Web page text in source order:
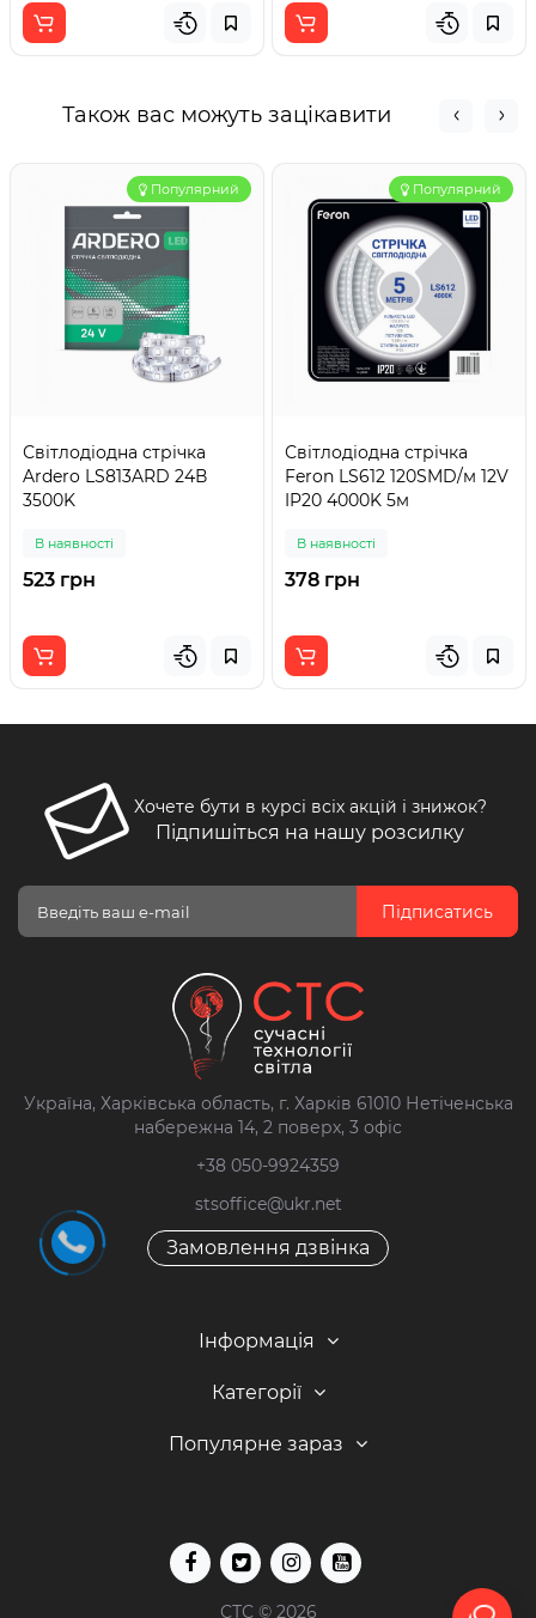
Також вас можуть зацікавити
Популярний
Світлодіодна стрічка
Ardero LS813ARD 24В
3500K
В наявності
523 грн
Популярний
Світлодіодна стрічка
Feron LS612 120SMD/м 12V
IP20 4000K 5м
В наявності
378 грн
Хочете бути в курсі всіх акцій і знижок?
Підпишіться на нашу розсилку
Підписатись
Україна, Харківська область, г. Харків 61010 Нетіченська
набережна 14, 2 поверх, 3 офіс
+38 050-9924359
stsoffice@ukr.net
Замовлення дзвінка
Інформація
Категорії
Популярне зараз
СТС © 2026